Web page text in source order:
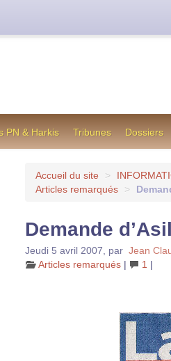
PN & Harkis Tribunes Dossiers
Accueil du site >
Articles remarqués
>
Demande
Jeudi 5 avril 2007 par Jean
Articles remarqués | 1 |
formule utilisée jusqu’en